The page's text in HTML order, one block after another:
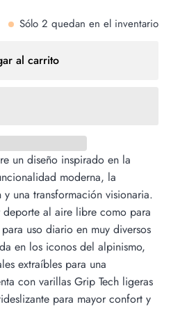
Sólo 2 quedan en el inventario
al carrito
un diseño inspirado en la
moderna, la
una transformación visionaria.
deporte al aire libre como para
uso diario en muy diversos
en los iconos del alpinismo,
extraíbles para una
con varillas Grip Tech ligeras
para mayor confort y